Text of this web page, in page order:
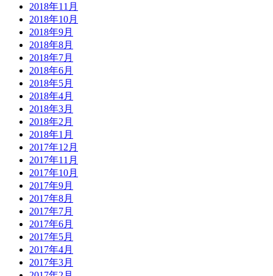
2018年11月
2018年10月
2018年9月
2018年8月
2018年7月
2018年6月
2018年5月
2018年4月
2018年3月
2018年2月
2018年1月
2017年12月
2017年11月
2017年10月
2017年9月
2017年8月
2017年7月
2017年6月
2017年5月
2017年4月
2017年3月